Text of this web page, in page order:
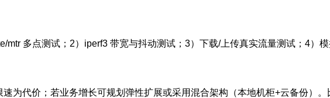
mtr 多点测试；2）iperf3 带宽与抖动测试；3）下载/上传真实流量测试；4）
为代价；若业务增长可规划弹性扩展或采用混合架构（本地机柜+云备份）